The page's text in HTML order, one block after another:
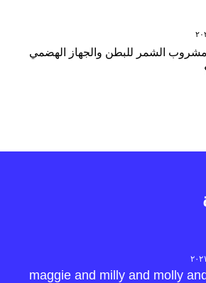
مشروب الشمر للبطن والجهاز الهضمي
قصيدة maggie and milly and molly and